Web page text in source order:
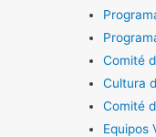
Comité
Cultura
Comité
Equipos